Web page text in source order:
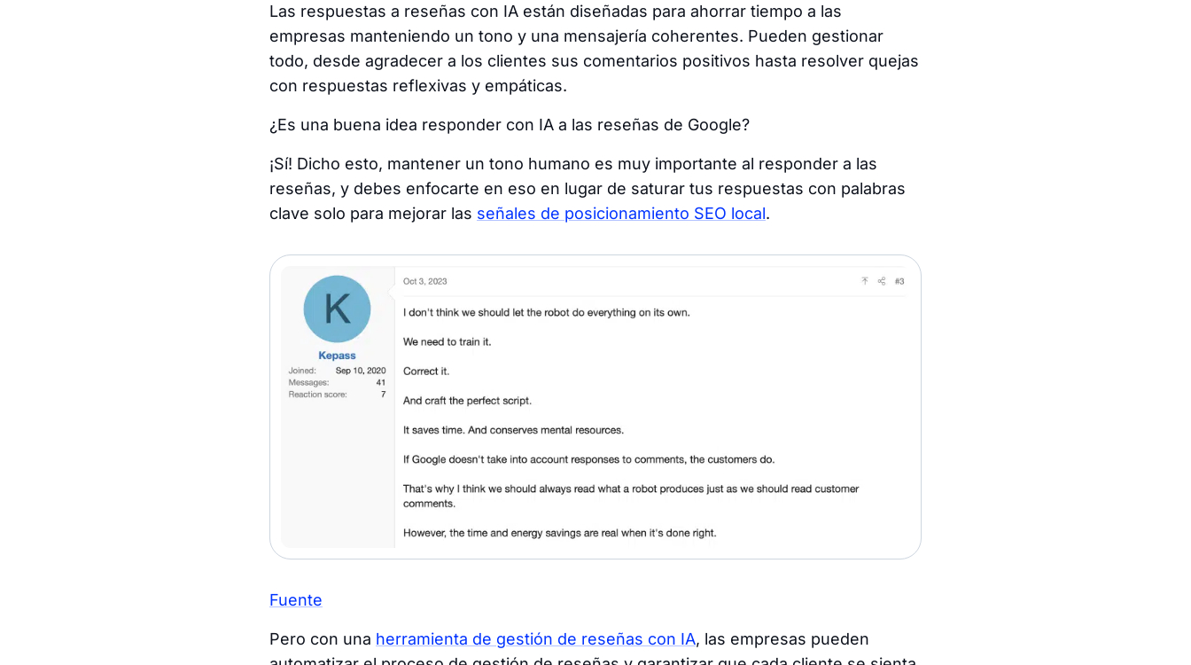
Las respuestas a reseñas con IA están diseñadas para ahorrar tiempo a las
empresas manteniendo un tono y una mensajería coherentes. Pueden gestionar
todo, desde agradecer a los clientes sus comentarios positivos hasta resolver quejas
con respuestas reflexivas y empáticas.
¿Es una buena idea responder con IA a las reseñas de Google?
¡Sí! Dicho esto, mantener un tono humano es muy importante al responder a las
reseñas, y debes enfocarte en eso en lugar de saturar tus respuestas con palabras
clave solo para mejorar las señales de posicionamiento SEO local.
Fuente
Pero con una herramienta de gestión de reseñas con IA, las empresas pueden